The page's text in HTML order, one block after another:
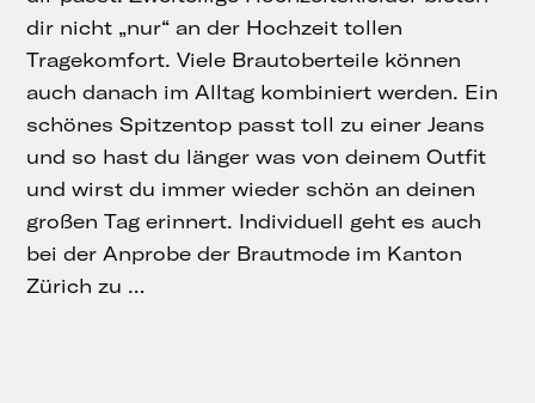
dir nicht „nur“ an der Hochzeit tollen
Tragekomfort. Viele Brautoberteile können
auch danach im Alltag kombiniert werden. Ein
schönes Spitzentop passt toll zu einer Jeans
und so hast du länger was von deinem Outfit
und wirst du immer wieder schön an deinen
großen Tag erinnert. Individuell geht es auch
bei der Anprobe der Brautmode im Kanton
Zürich zu …